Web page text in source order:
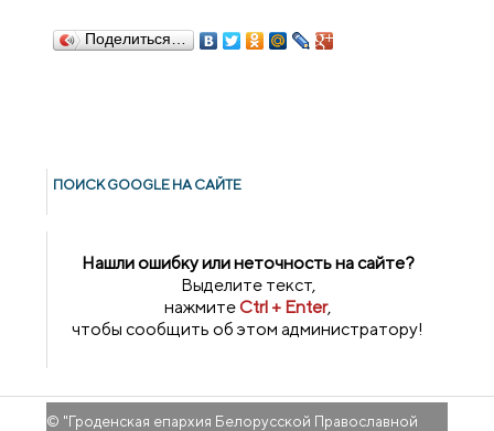
Поделиться…
ПОИСК GOОGLE НА САЙТЕ
Нашли ошибку или неточность на сайте?
Выделите текст,
нажмитеCtrl + Enter,
чтобы сообщить об этом администратору!
© "Гроденская епархия Белорусской Православной